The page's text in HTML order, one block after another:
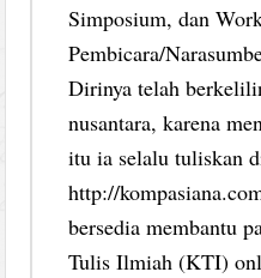
Simposium, dan
Pembicara/
Dirinya telah
nusantara, karena
itu ia selalu tuliskan
http://
bersedia membantu
Tulis Ilmiah (KTI)